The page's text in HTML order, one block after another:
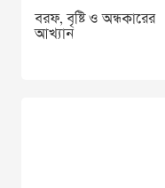
বরফ, বৃষ্টি ও অন্ধকারের
আখ্যান